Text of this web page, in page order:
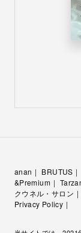
anan BRUTUS
&Premium
クウネル・サロン
Privacy Policy